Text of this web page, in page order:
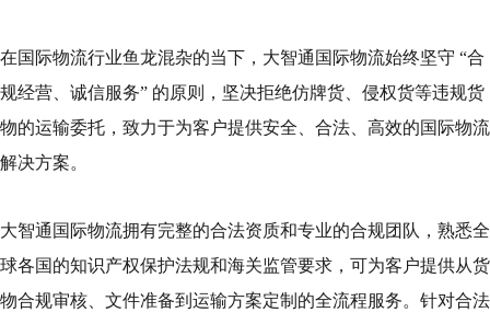
在国际物流行业鱼龙混杂的当下，大智通国际物流始终坚守 “合
规经营、诚信服务” 的原则，坚决拒绝仿牌货、侵权货等违规货
物的运输委托，致力于为客户提供安全、合法、高效的国际物流
解决方案。
大智通国际物流拥有完整的合法资质和专业的合规团队，熟悉全
球各国的知识产权保护法规和海关监管要求，可为客户提供从货
物合规审核、文件准备到运输方案定制的全流程服务。针对合法